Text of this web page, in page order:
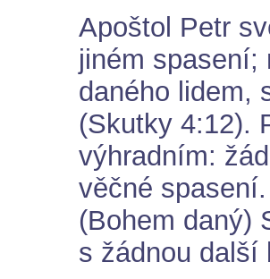
Apoštol Petr
jiném spasení;
daného lidem,
(Skutky 4:12).
výhradním:
věčné
(Bohem daný)
s žádnou další